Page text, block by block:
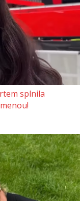
splnila